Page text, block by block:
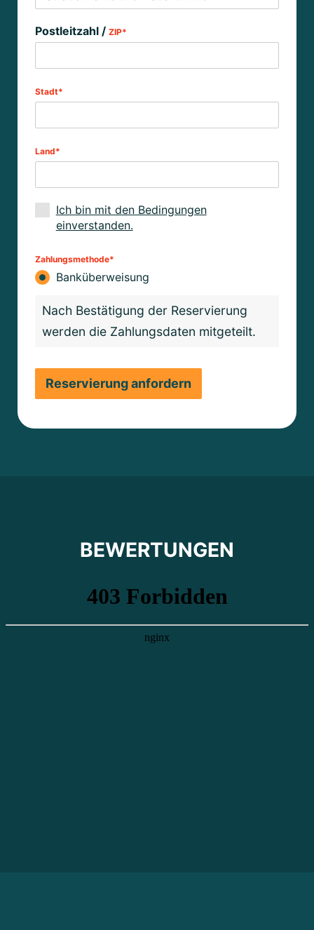
Postleitzahl / ZIP*
Stadt*
Land*
Ich bin mit den Bedingungen
einverstanden.
Zahlungsmethode*
Banküberweisung
Nach Bestätigung der Reservierung
werden die Zahlungsdaten mitgeteilt.
Reservierung anfordern
BEWERTUNGEN